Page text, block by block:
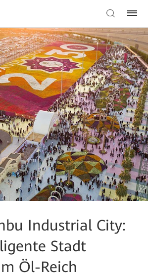
Industrial City:
Stadt
Öl-Reich